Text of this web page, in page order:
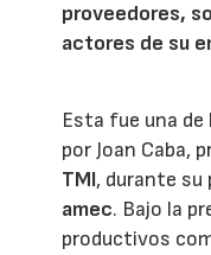
proveedores,
actores de su
Esta fue una
por Joan Caba,
TMI, durante su
amec. Bajo la
productivos